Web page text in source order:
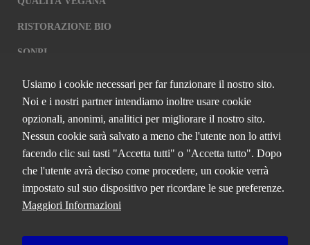
RISTORAZIONE BIO
SQNPI
QCERTIFICAZIONI S.R.L. A SOCIO
UNICO
Via Paolo Frajese, 37 – 53100 Siena
tel. +39 0577 327234 - fax +39 0577 329907 -
Capitale Sociale € 90.000,00 i.v.
Iscrizione Registro delle imprese di Siena n. 01273640522, REA n.
Usiamo i cookie necessari per far funzionare il nostro sito.
Noi e i nostri partner intendiamo inoltre usare cookie
opzionali, anonimi, analitici per migliorare il nostro sito.
Nessun cookie sarà salvato a meno che l'utente non lo attivi
facendo clic sui tasti "Accetta tutti" o "Accetta tutto". Dopo
che l'utente avrà deciso come procedere, un cookie verrà
impostato sul suo dispositivo per ricordare le sue preferenze.
Maggiori Informazioni